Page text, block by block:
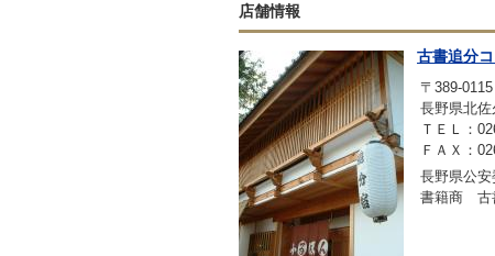
店舗情報
古書追分
〒389-0115
長野県北
ＴＥＬ：
ＦＡＸ：
長野県公
書籍商 古